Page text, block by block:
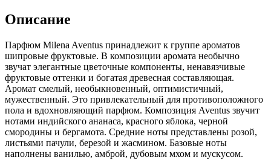
Описание
Парфюм Milena Aventus принадлежит к группе ароматов
шипровые фруктовые. В композиции аромата необычно
звучат элегантные цветочные компоненты, ненавязчивые
фруктовые оттенки и богатая древесная составляющая.
Аромат смелый, необыкновенный, оптимистичный,
мужественный. Это привлекательный для противоположного
пола и вдохновляющий парфюм. Композиция Aventus звучит
нотами индийского ананаса, красного яблока, черной
смородины и бергамота. Средние ноты представлены розой,
листьями пачули, березой и жасмином. Базовые ноты
наполнены ванилью, амброй, дубовым мхом и мускусом.